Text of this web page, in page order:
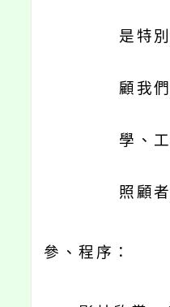
是特
顧我
學、
照顧
參、程序：